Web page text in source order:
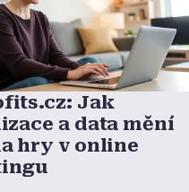
Jak
a data mění
hry v online